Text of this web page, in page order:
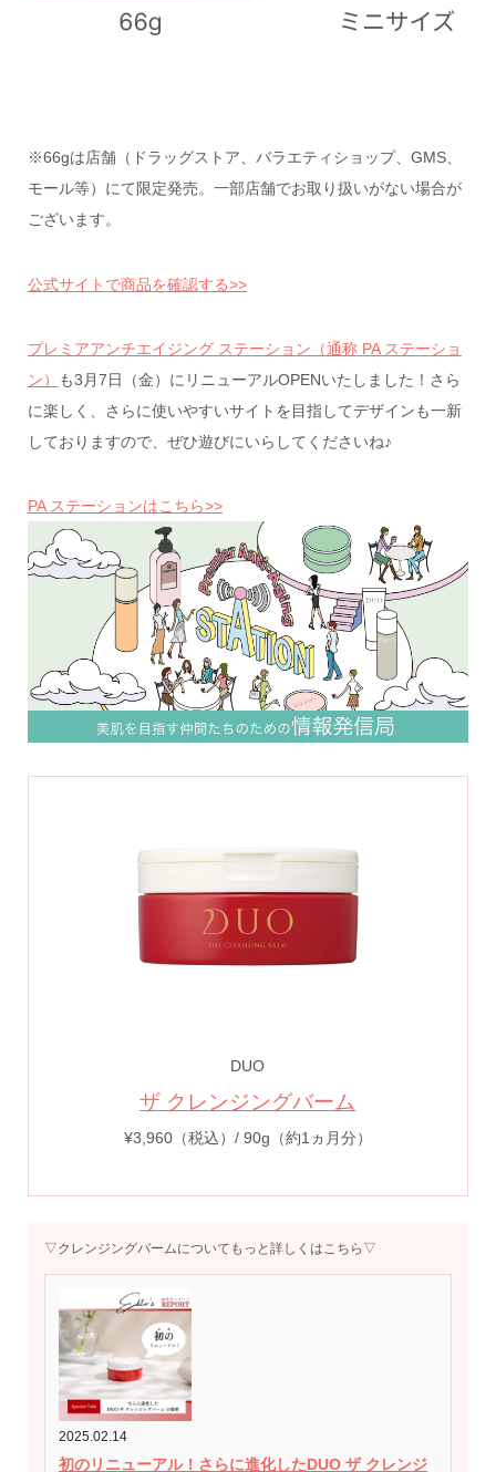
※66gは店舗（ドラッグストア、バラエティショップ、GMS、
モール等）にて限定発売。一部店舗でお取り扱いがない場合が
ございます。
公式サイトで商品を確認する>>
プレミアアンチエイジング ステーション（通称 PA ステーショ
ン）
も3月7日（金）にリニューアルOPENいたしました！さら
に楽しく、さらに使いやすいサイトを目指してデザインも一新
しておりますので、ぜひ遊びにいらしてくださいね♪
PA ステーションはこちら>>
DUO
ザ クレンジングバーム
¥3,960（税込）/ 90g（約1ヵ月分）
▽クレンジングバームについてもっと詳しくはこちら▽
2025.02.14
初のリニューアル！さらに進化したDUO ザ クレンジ